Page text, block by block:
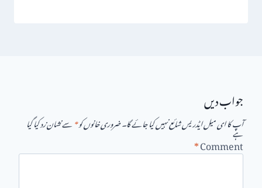
جواب دیں
آپ کا ای میل ایڈریس شائع نہیں کیا جائے گا۔ضروری خانوں کو*سے نشان زد کیا گیا ہے
Comment
*